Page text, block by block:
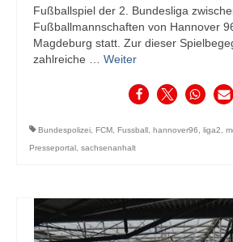
Fußballspiel der 2. Bundesliga
Fußballmannschaften von Hannover
Magdeburg statt. Zur dieser
zahlreiche … Weiter
Bundespolizei FCM Fussball hannover96 liga2
Presseportal sachsenanhalt